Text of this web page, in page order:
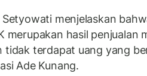
menjelaskan
merupakan hasil penjualan
tidak terdapat uang yang
Ade Kunang.